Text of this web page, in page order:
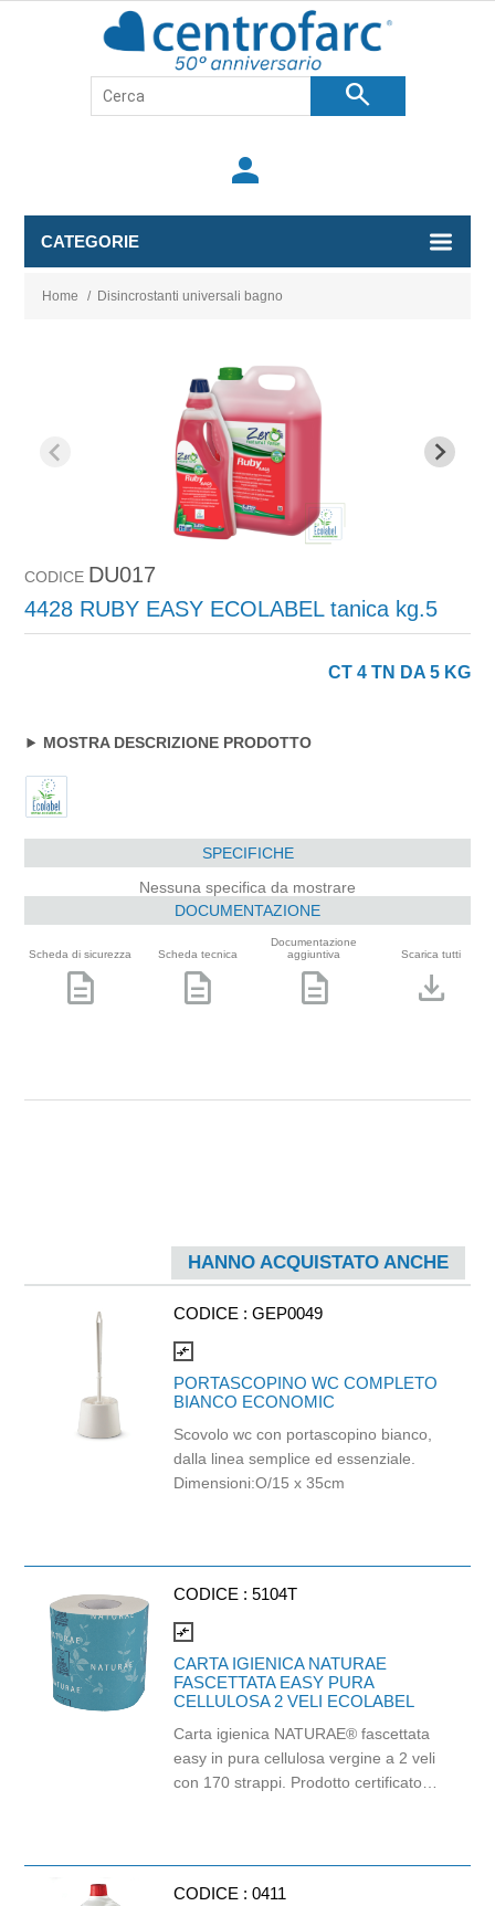
search
person
CATEGORIE
Home / Disincrostanti universali bagno
CODICE DU017
4428 RUBY EASY ECOLABEL tanica kg.5
CT 4 TN DA 5 KG
MOSTRA DESCRIZIONE PRODOTTO
SPECIFICHE
Nessuna specifica da mostrare
DOCUMENTAZIONE
Scheda di sicurezza
description
Scheda tecnica
description
Documentazione
aggiuntiva
description
Scarica tutti
download
HANNO ACQUISTATO ANCHE
CODICE : GEP0049
compare_arrows
PORTASCOPINO WC COMPLETO
BIANCO ECONOMIC
Scovolo wc con portascopino bianco,
dalla linea semplice ed essenziale.
Dimensioni:O/15 x 35cm
CODICE : 5104T
compare_arrows
CARTA IGIENICA NATURAE
FASCETTATA EASY PURA
CELLULOSA 2 VELI ECOLABEL
Carta igienica NATURAE® fascettata
easy in pura cellulosa vergine a 2 veli
con 170 strappi. Prodotto certificato
CODICE : 0411